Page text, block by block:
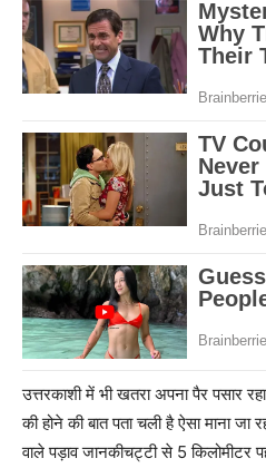
उत्तरकाशी में भी खतरा अपना पैर पसार
की होने की बात पता चली है ऐसा माना जा
वाले पड़ाव जानकीचट्टी से 5 किलोमीटर